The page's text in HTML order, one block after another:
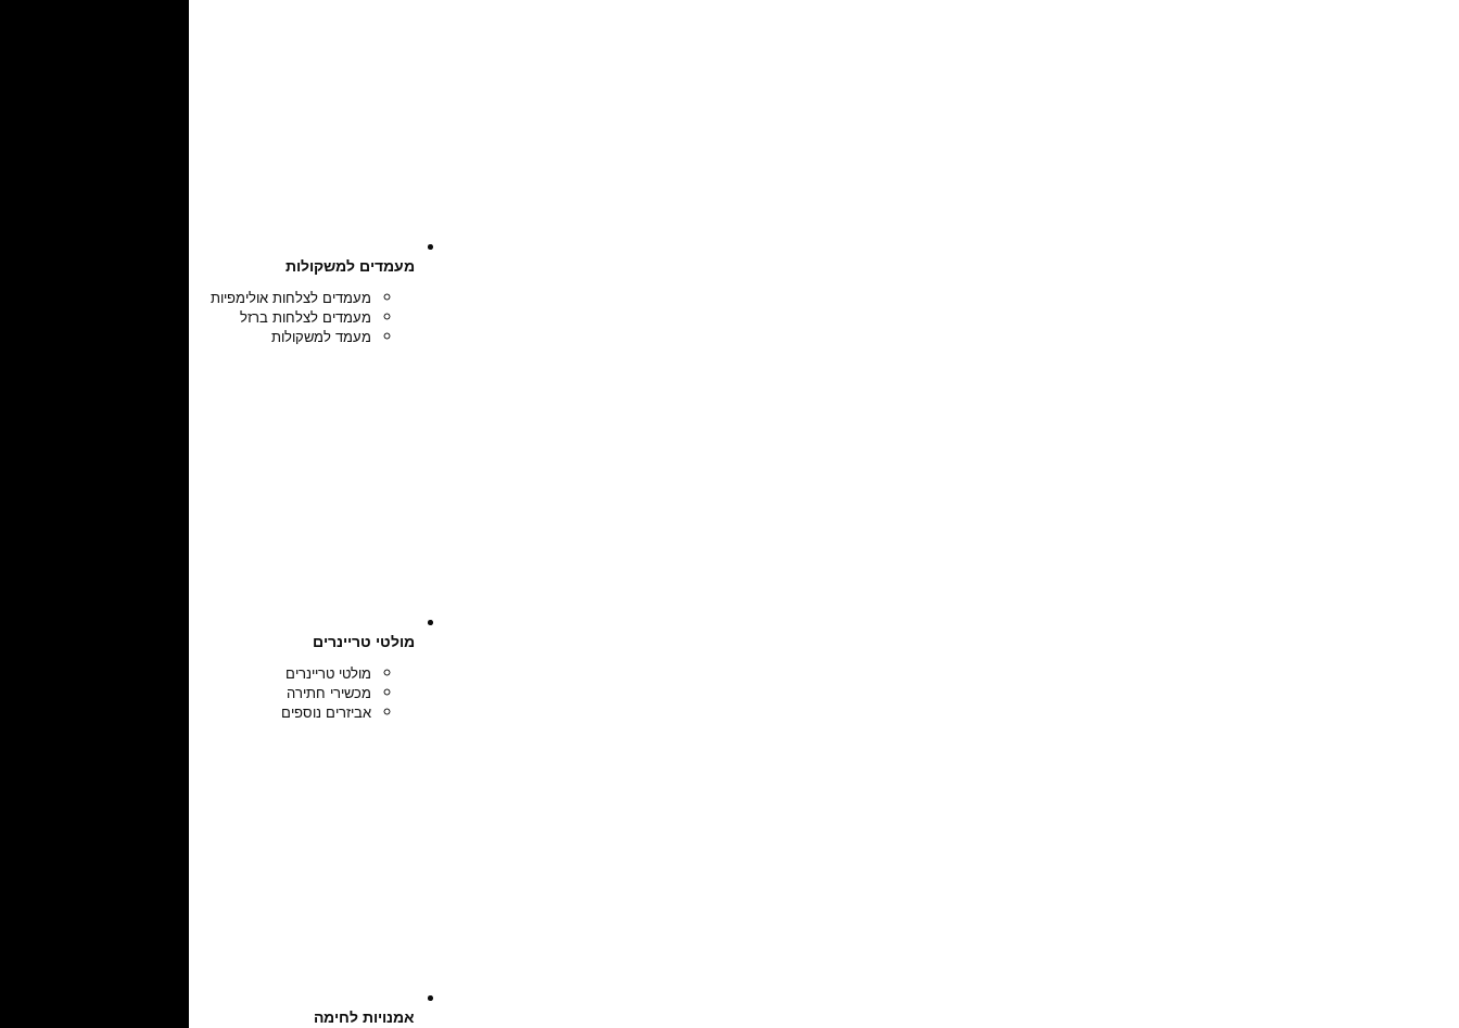
מעמדים למשקולות
מעמדים לצלחות אולימפיות
מעמדים לצלחות ברזל
מעמד למשקולות
מולטי טריינרים
מולטי טריינרים
מכשירי חתירה
אביזרים נוספים
אמנויות לחימה